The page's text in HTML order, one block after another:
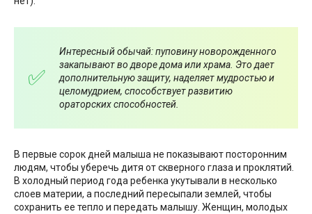
Интересный обычай: пуповину новорожденного
закапывают во дворе дома или храма. Это дает
дополнительную защиту, наделяет мудростью и
целомудрием, способствует развитию
ораторских способностей.
В первые сорок дней малыша не показывают посторонним
людям, чтобы уберечь дитя от скверного глаза и проклятий.
В холодный период года ребенка укутывали в несколько
слоев материи, а последний пересыпали землей, чтобы
сохранить ее тепло и передать малышу. Женщин, молодых